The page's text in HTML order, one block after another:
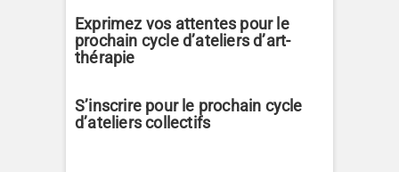
Exprimez vos attentes pour le
prochain cycle d’ateliers d’art-
thérapie
S’inscrire pour le prochain cycle
d’ateliers collectifs